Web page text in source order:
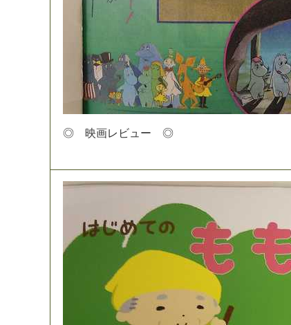
◎ 映画レ ビ ュ ー ◎